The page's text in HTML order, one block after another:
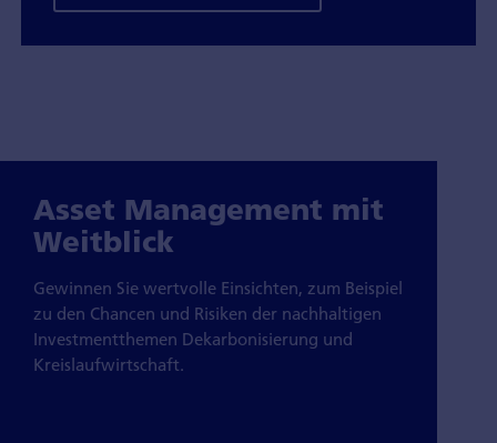
Asset Management mit
Weitblick
Gewinnen Sie wertvolle Einsichten, zum Beispiel
zu den Chancen und Risiken der nachhaltigen
Investmentthemen Dekarbonisierung und
Kreislaufwirtschaft.